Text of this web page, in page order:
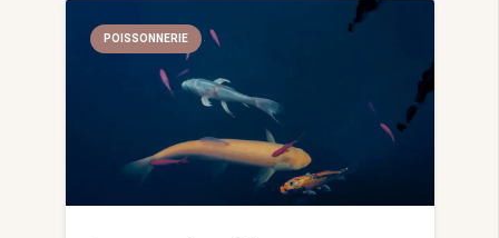
POISSONNERIE